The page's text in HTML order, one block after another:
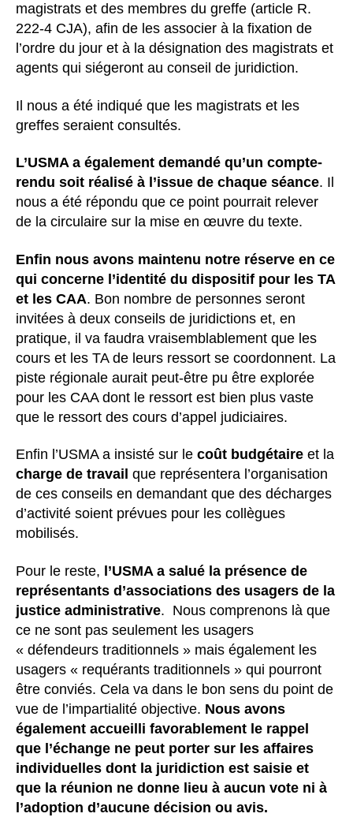
magistrats et des membres du greffe (article R.
222-4 CJA), afin de les associer à la fixation de
l’ordre du jour et à la désignation des magistrats et
agents qui siégeront au conseil de juridiction.
Il nous a été indiqué que les magistrats et les
greffes seraient consultés.
L’USMA a également demandé qu’un compte-
rendu soit réalisé à l’issue de chaque séance. Il
nous a été répondu que ce point pourrait relever
de la circulaire sur la mise en œuvre du texte.
Enfin nous avons maintenu notre réserve en ce
qui concerne l’identité du dispositif pour les TA
et les CAA. Bon nombre de personnes seront
invitées à deux conseils de juridictions et, en
pratique, il va faudra vraisemblablement que les
cours et les TA de leurs ressort se coordonnent. La
piste régionale aurait peut-être pu être explorée
pour les CAA dont le ressort est bien plus vaste
que le ressort des cours d’appel judiciaires.
Enfin l’USMA a insisté sur le coût budgétaire et la
charge de travail que représentera l’organisation
de ces conseils en demandant que des décharges
d’activité soient prévues pour les collègues
mobilisés.
Pour le reste, l’USMA a salué la présence de
représentants d’associations des usagers de la
justice administrative. Nous comprenons là que
ce ne sont pas seulement les usagers
« défendeurs traditionnels » mais également les
usagers « requérants traditionnels » qui pourront
être conviés. Cela va dans le bon sens du point de
vue de l’impartialité objective. Nous avons
également accueilli favorablement le rappel
que l’échange ne peut porter sur les affaires
individuelles dont la juridiction est saisie et
que la réunion ne donne lieu à aucun vote ni à
l’adoption d’aucune décision ou avis.